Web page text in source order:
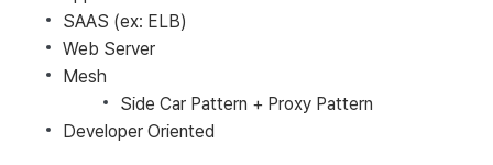
SAAS (ex: ELB)
Web Server
Mesh
Side Car Pattern + Proxy Pattern
Developer Oriented